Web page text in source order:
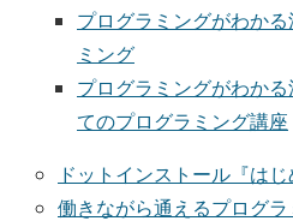
プログラミングがわか
ミング
プログラミングがわか
てのプログラミング講座
ドットインストール『はじ
働きながら通えるプログ